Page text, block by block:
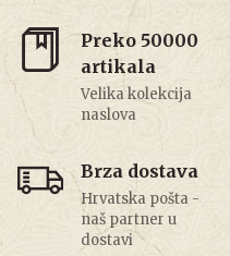
Preko 50000
artikala
Velika kolekcija
naslova
Brza dostava
Hrvatska pošta -
naš partner u
dostavi